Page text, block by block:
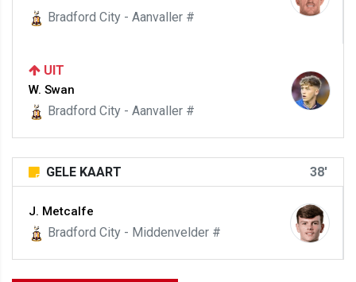
Bradford City - Aanvaller #
UIT
W. Swan
Bradford City - Aanvaller #
GELE KAART 38'
J. Metcalfe
Bradford City - Middenvelder #